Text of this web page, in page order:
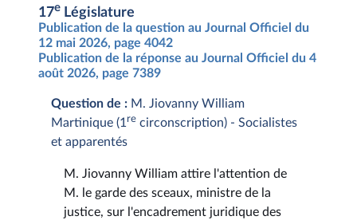
17e Législature
Publication de la question au Journal Officiel du
12 mai 2026, page 4042
Publication de la réponse au Journal Officiel du 4
août 2026, page 7389
Question de : M. Jiovanny William
Martinique (1 re circonscription) - Socialistes
et apparentés
M. Jiovanny William attire l'attention de
M. le garde des sceaux, ministre de la
justice, sur l'encadrement juridique des